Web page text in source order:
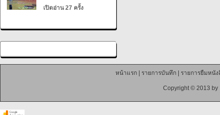
เปิดอ่าน 27 ครั้ง
หน้าแรก| รายการบันทึก| รายการยืมหนัง
Copyright © 2013